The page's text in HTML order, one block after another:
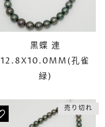
黒蝶 連
12.8X10.0MM(孔雀
緑)
売り切れ